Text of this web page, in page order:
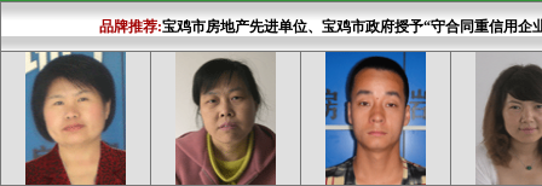
品牌推荐:宝鸡市房地产先进单位、宝鸡市政府授予“守合同重信用